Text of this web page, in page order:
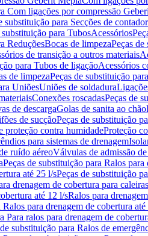
Com ligações por compressão
substituição para Secções de
substituição para TubosAcessórios
ReduçõesBocas de limpezaPeças
de transição a outros materiais
para Tubos de ligaçãoAcessórios
de limpezaPeças de substituição
UniõesUniões de soldadura
Conexões roscadasPeças de
de descargaGolas de sanita ao chão
de sucçãoPeças de substituição
proteção contra humidadeProteção
para sistemas de drenagem
ruído aéreoVálvulas de admissão
Peças de substituição para Ralos
até 25 l/sPeças de substituição
drenagem de cobertura para caleiras
até 12 l/sRalos para
para drenagem de cobertura
Para ralos para drenagem de
substituição para Ralos de